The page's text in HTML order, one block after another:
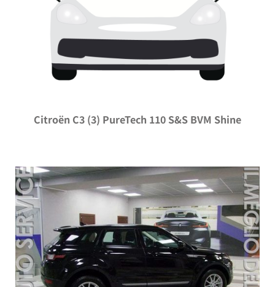
Citroën C3 (3) PureTech 110 S&S BVM Shine